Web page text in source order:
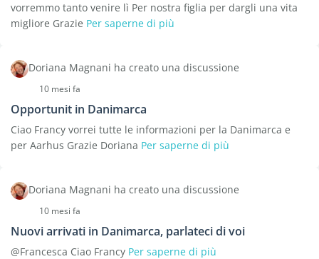
vorremmo tanto venire lì Per nostra figlia per dargli una vita
migliore Grazie Per saperne di più
Doriana Magnani ha creato una discussione
10 mesi fa
Opportunit in Danimarca
Ciao Francy vorrei tutte le informazioni per la Danimarca e
per Aarhus Grazie Doriana Per saperne di più
Doriana Magnani ha creato una discussione
10 mesi fa
Nuovi arrivati in Danimarca, parlateci di voi
@Francesca Ciao Francy Per saperne di più